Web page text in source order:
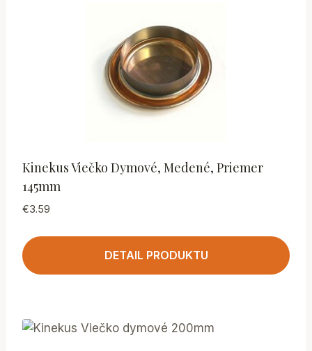
Kinekus Viečko Dymové, Medené, Priemer
145mm
€3.59
DETAIL PRODUKTU